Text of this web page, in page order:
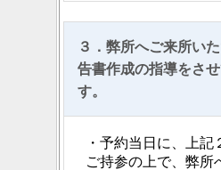
３．弊所へご来所い
告書作成の指導をさ
す。
・予約当日に、上記
ご持参の上で、弊所